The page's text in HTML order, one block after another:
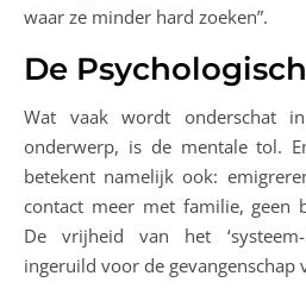
waar ze minder hard zoeken”.
De
Wat vaak wordt onderschat
onderwerp, is de mentale tol.
betekent namelijk ook:
contact meer met familie, geen
De vrijheid van het
ingeruild voor de gevangenschap